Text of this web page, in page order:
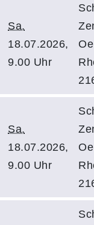
Sa.
18.07.2026,
9.00 Uhr
Sa.
18.07.2026,
9.00 Uhr